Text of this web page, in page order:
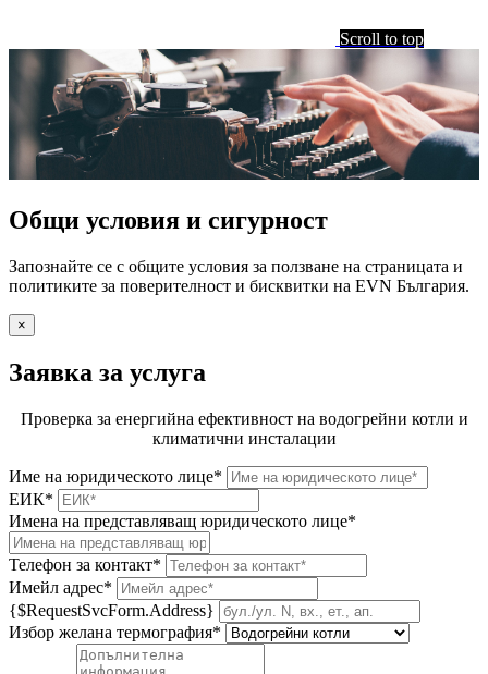
Scroll to top
Общи условия и сигурност
Запознайте се с общите условия за ползване на страницата и
политиките за поверителност и бисквитки на EVN България.
×
Заявка за услуга
Проверка за енергийна ефективност на водогрейни котли и
климатични инсталации
Име на юридическото лице*
ЕИК*
Имена на представляващ юридическото лице*
Телефон за контакт*
Имейл адрес*
{$RequestSvcForm.Address}
Избор желана термография*